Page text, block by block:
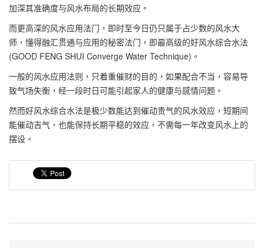
加深其准确度与风水布局的长期效应。
而更高深的风水应用法门，即时至今日仍只属于占少数的风水大
师，懂得融汇贯通与应用的秘密法门，即最高级的好风水综合水法
(GOOD FENG SHUI Converge Water Technique)。
一般的风水应用法则，只着重催财的目的，如果配合不当，容易导
致气场失衡，经一段时日可能引起家人的健康与感情问题。
然而好风水综合水法是极少数能达到催动贵气的风水效应，短期间
能催动吉气，也能保持长期平稳的效应，不需每一年改变风水上的
摆设。